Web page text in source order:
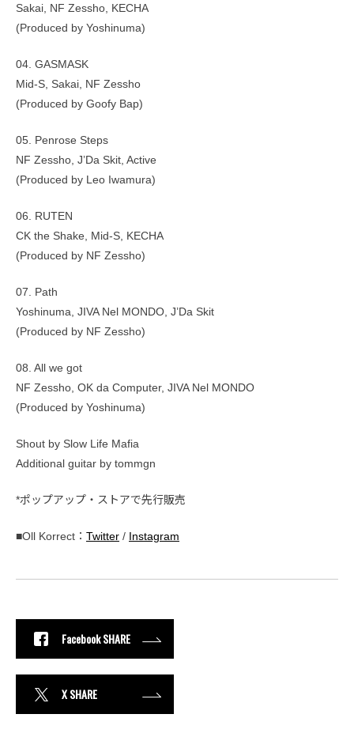
Sakai, NF Zessho, KECHA
(Produced by Yoshinuma)
04. GASMASK
Mid-S, Sakai, NF Zessho
(Produced by Goofy Bap)
05. Penrose Steps
NF Zessho, J’Da Skit, Active
(Produced by Leo Iwamura)
06. RUTEN
CK the Shake, Mid-S, KECHA
(Produced by NF Zessho)
07. Path
Yoshinuma, JIVA Nel MONDO, J’Da Skit
(Produced by NF Zessho)
08. All we got
NF Zessho, OK da Computer, JIVA Nel MONDO
(Produced by Yoshinuma)
Shout by Slow Life Mafia
Additional guitar by tommgn
*ポップアップ・ストアで先行販売
■Oll Korrect： Twitter / Instagram
Facebook SHARE
X SHARE